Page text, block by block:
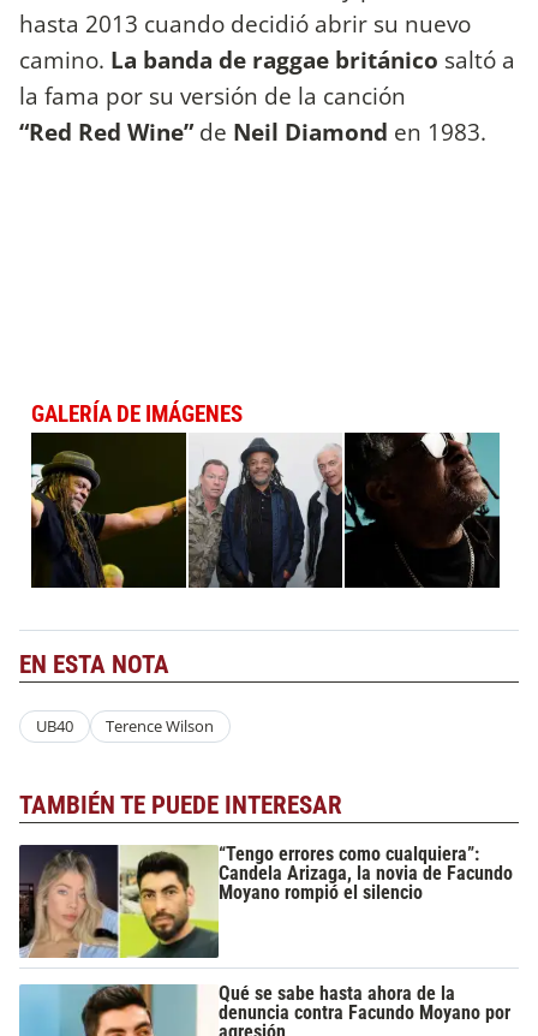
hasta 2013 cuando decidió abrir su nuevo
camino. La banda de raggae británico saltó a
la fama por su versión de la canción
“Red Red Wine”de Neil Diamond en 1983.
GALERÍA DE IMÁGENES
EN ESTA NOTA
UB40 Terence Wilson
TAMBIÉN TE PUEDE INTERESAR
“Tengo errores como cualquiera”:
Candela Arizaga, la novia de Facundo
Moyano rompió el silencio
Qué se sabe hasta ahora de la
denuncia contra Facundo Moyano por